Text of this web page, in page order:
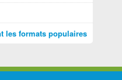
les formats populaires